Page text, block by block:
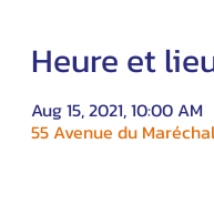
Heure et
Aug 15, 2021, 10:00 AM
55 Avenue du